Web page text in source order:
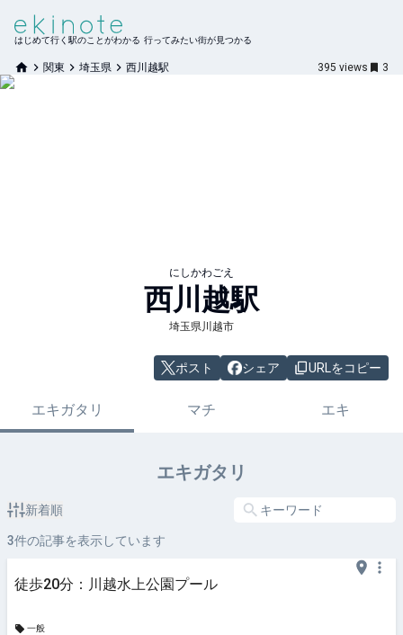
はじめて行く駅のことがわかる 行ってみたい街が見つかる
関東 埼玉県 西川越駅 395 views 3
にしかわごえ
西川越駅
埼玉県川越市
ポスト シェア URLをコピー
エキガタリ マチ エキ
エキガタリ
新着順
3件の記事を表示しています
徒歩20分：川越水上公園プール
一般